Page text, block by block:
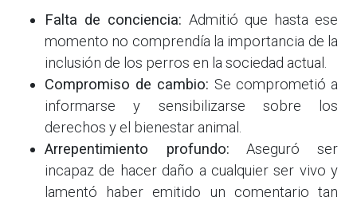
Falta de conciencia: Admitió que hasta ese
momento no comprendía la importancia de la
inclusión de los perros en la sociedad actual.
Compromiso de cambio: Se comprometió a
informarse y sensibilizarse sobre los
derechos y el bienestar animal.
Arrepentimiento profundo: Aseguró ser
incapaz de hacer daño a cualquier ser vivo y
lamentó haber emitido un comentario tan